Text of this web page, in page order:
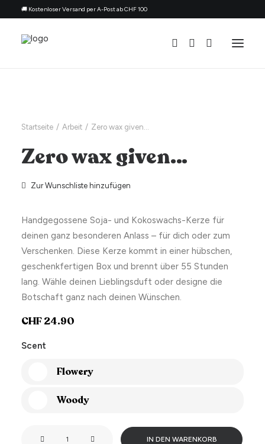
🚚 Kostenloser Versand per A-Post ab CHF 100
Nach Anlass
Thema
Nachfüllset
Kontakt
Deutsch
Startseite Arbeit Zero wax given…
Zero wax given…
Zur Wunschliste hinzufügen
Handgegossene Soja- und Kokoswachs-Kerze für
deinen ganz besonderen Anlass – für dich oder zum
Verschenken. Diese Kerze kommt in einer hübschen,
geschenkfertigen Box und brennt über 55 Stunden
lang. Wähle deinen Lieblingsduft oder designe die
Botschaft ganz nach deinen Wünschen.
CHF24.90
Scent
Flowery
Woody
IN DEN WARENKORB